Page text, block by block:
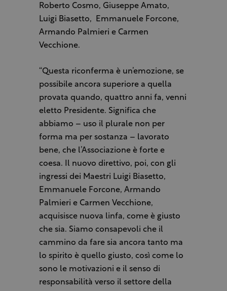
Roberto Cosmo, Giuseppe Amato,
Luigi Biasetto, Emmanuele Forcone,
Armando Palmieri e Carmen
Vecchione.
“Questa riconferma è un’emozione, se
possibile ancora superiore a quella
provata quando, quattro anni fa, venni
eletto Presidente. Significa che
abbiamo – uso il plurale non per
forma ma per sostanza – lavorato
bene, che l’Associazione è forte e
coesa. Il nuovo direttivo, poi, con gli
ingressi dei Maestri Luigi Biasetto,
Emmanuele Forcone, Armando
Palmieri e Carmen Vecchione,
acquisisce nuova linfa, come è giusto
che sia. Siamo consapevoli che il
cammino da fare sia ancora tanto ma
lo spirito è quello giusto, così come lo
sono le motivazioni e il senso di
responsabilità verso il settore della